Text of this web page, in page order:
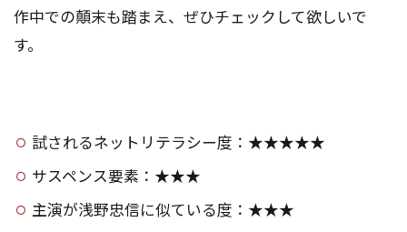
作中での顛末も踏まえ、ぜひチェックして欲しいで
す。
試されるネットリテラシー度：★★★★★
サスペンス要素：★★★
主演が浅野忠信に似ている度：★★★